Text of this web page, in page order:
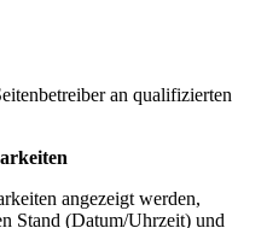
an qualifizierten
angezeigt werden,
Stand (Datum/Uhrzeit) und